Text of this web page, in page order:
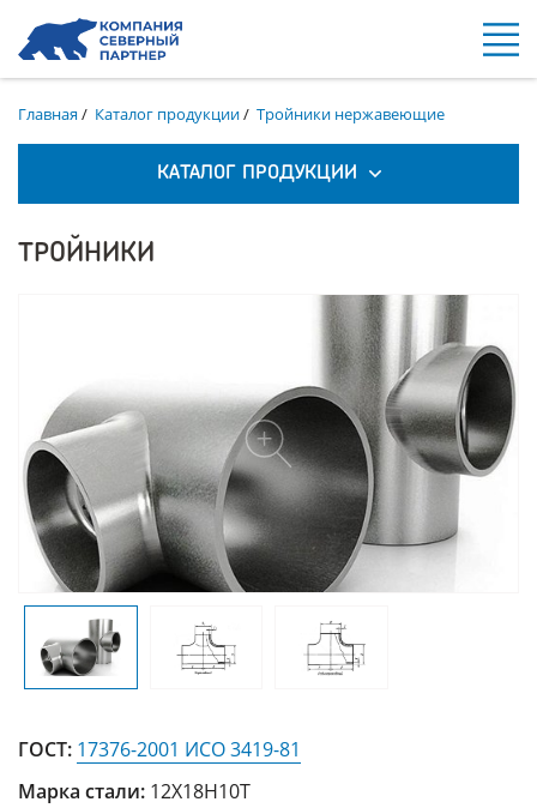
Главная/ Каталог продукции/ Тройники нержавеющие
КАТАЛОГ ПРОДУКЦИИ
ТРОЙНИКИ
ГОСТ: 17376-2001 ИСО 3419-81
Марка стали: 12Х18Н10Т